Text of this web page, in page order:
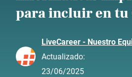
para incluir en tu
LiveCareer - Nuestro
Actualizado:
23/06/2025